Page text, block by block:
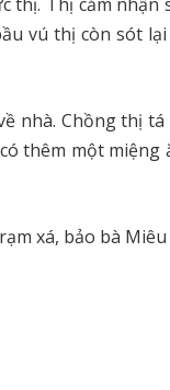
vú thị còn sót
nhà. Chồng thị
thêm một
xá, bảo bà